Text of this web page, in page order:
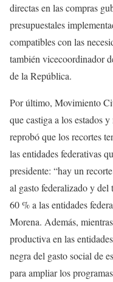
directas en las compras
presupuestales
compatibles con las
también vicecoordinador
de la República.
Por último, Movimiento
que castiga a los estados
reprobó que los recortes
las entidades federativas
presidente: “hay un
al gasto federalizado y del
60 % a las entidades
Morena. Además,
productiva en las
negra del gasto social de
para ampliar los